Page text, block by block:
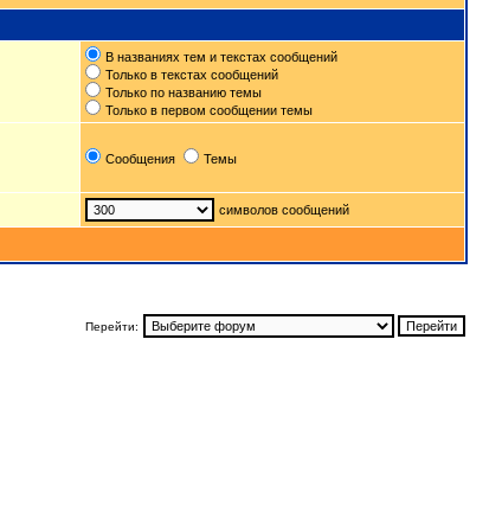
В названиях тем и текстах сообщений
Только в текстах сообщений
Только по названию темы
Только в первом сообщении темы
Сообщения Темы
символов сообщений
Перейти: